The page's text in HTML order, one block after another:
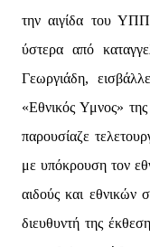
την αιγίδα του
ύστερα από
Γεωργιάδη,
«Εθνικός Υμνος»
παρουσίαζε
με υπόκρουση τον
αιδούς και εθνικών
διευθυντή της